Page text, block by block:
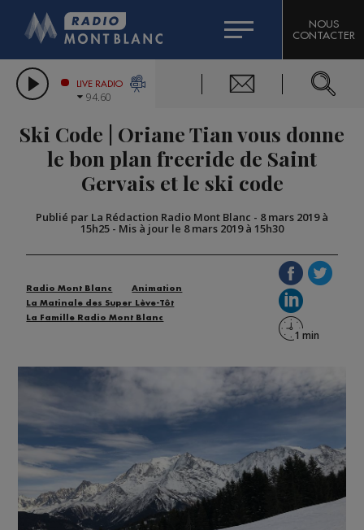
LES CHRONIQUES DE L'EXPERT
CITIZEN MACHINERY
GRAND MASSIF DOMAINES SKIABLES
BIGARD
COMPAGNIE DU MONT-BLANC
NOUS
CONTACTER
LIVE RADIO
94.60
Ski Code | Oriane Tian vous donne
le bon plan freeride de Saint
Gervais et le ski code
Publié par La Rédaction Radio Mont Blanc - 8 mars 2019 à
15h25 - Mis à jour le 8 mars 2019 à 15h30
Radio Mont Blanc
Animation
La Matinale des Super Lève-Tôt
La Famille Radio Mont Blanc